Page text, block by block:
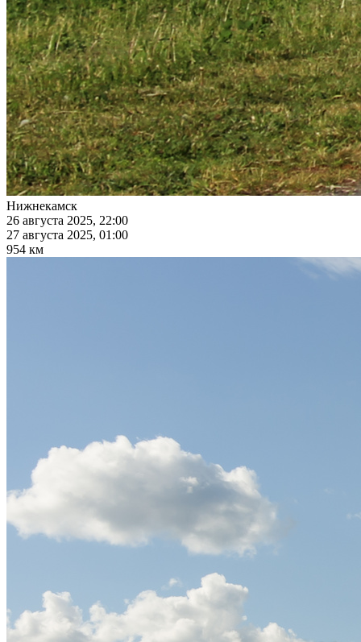
Нижнекамск
26 августа 2025, 22:00
27 августа 2025, 01:00
954 км